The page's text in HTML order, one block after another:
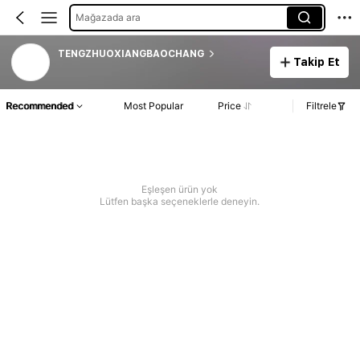
Mağazada ara
TENGZHUOXIANGBAOCHANG
Takip Et
Recommended Most Popular Price Filtrele
Eşleşen ürün yok
Lütfen başka seçeneklerle deneyin.